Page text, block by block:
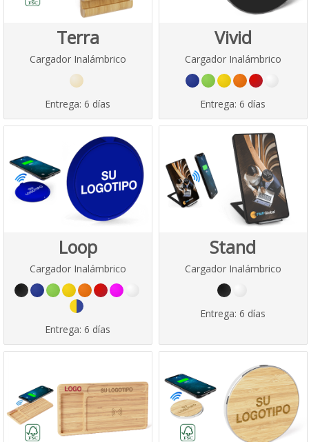
Terra
Cargador Inalámbrico
Entrega: 6 días
Vivid
Cargador Inalámbrico
Entrega: 6 días
Loop
Cargador Inalámbrico
Entrega: 6 días
Stand
Cargador Inalámbrico
Entrega: 6 días